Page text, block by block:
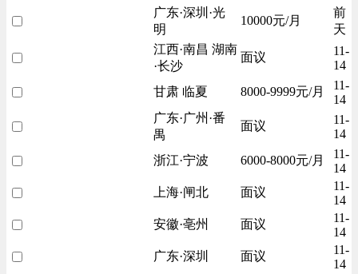
广东·深圳·光
明
10000元/月
前
天
江西·南昌 湖南
·长沙
面议
11-
14
甘肃 临夏
8000-9999元/月
11-
14
广东·广州·番
禺
面议
11-
14
浙江·宁波
6000-8000元/月
11-
14
上海·闸北
面议
11-
14
安徽·亳州
面议
11-
14
广东·深圳
面议
11-
14